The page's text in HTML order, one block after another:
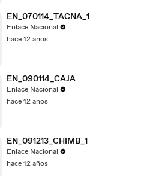
EN_070114_TACNA_1
Enlace Nacional
hace 12 años
EN_090114_CAJA
Enlace Nacional
hace 12 años
EN_091213_CHIMB_1
Enlace Nacional
hace 12 años